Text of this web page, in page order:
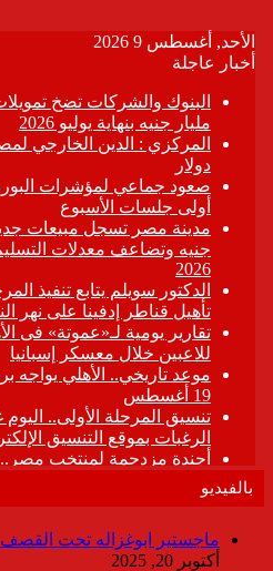
بالفيديو
ماجستير ابوغزاله تحت القصف
أكتوبر 20, 2025